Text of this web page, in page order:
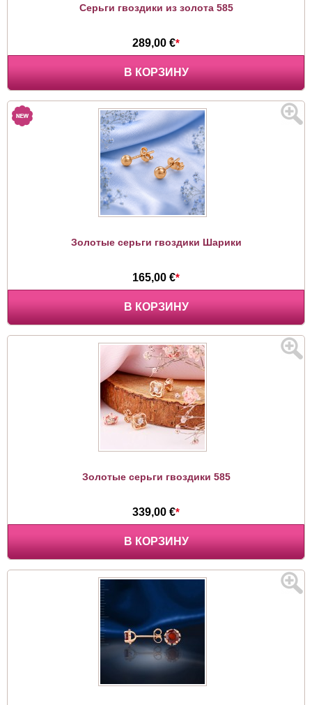
Серьги гвоздики из золота 585
289,00 €*
В КОРЗИНУ
Золотые серьги гвоздики Шарики
165,00 €*
В КОРЗИНУ
Золотые серьги гвоздики 585
339,00 €*
В КОРЗИНУ